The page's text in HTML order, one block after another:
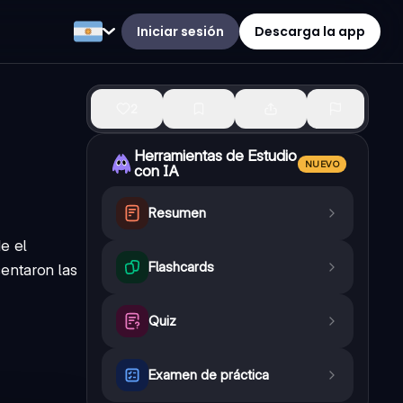
Iniciar sesión Descarga la app
el
las
Herramientas de Estudio
con IA
NUEVO
Resumen
Flashcards
Quiz
Examen de práctica